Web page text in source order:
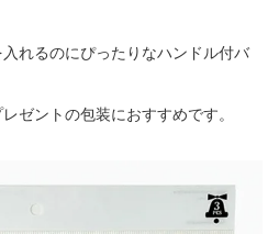
れるのにぴったりなハンドル付バ
ゼントの包装におすすめです。